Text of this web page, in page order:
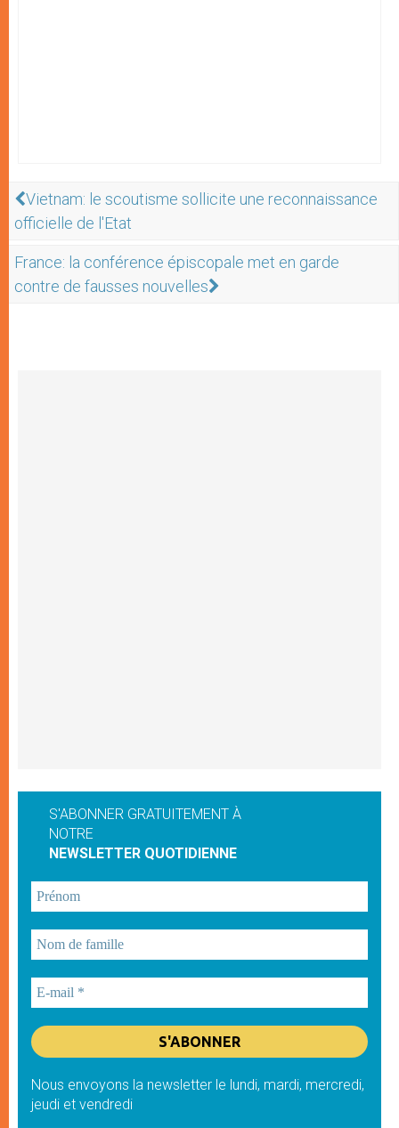
Vietnam: le scoutisme sollicite une reconnaissance
officielle de l'Etat
France: la conférence épiscopale met en garde
contre de fausses nouvelles
S'ABONNER GRATUITEMENT À
NOTRE
NEWSLETTER QUOTIDIENNE
Nous envoyons la newsletter le lundi, mardi, mercredi,
jeudi et vendredi